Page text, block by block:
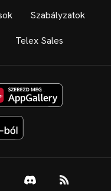
Szabályzatok
Telex Sales